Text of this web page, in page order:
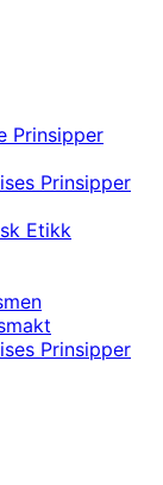
Prinsipper
Prinsipper
Etikk
Prinsipper